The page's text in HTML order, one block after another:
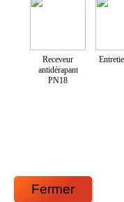
Receveur
antidérapant
PN18
Fermer